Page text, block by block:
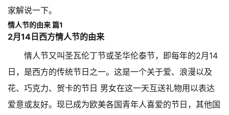
家解说一下。
情人节的由来 篇1
2月14日西方情人节的由来
情人节又叫圣瓦伦丁节或圣华伦泰节，即每年的2月14
日，是西方的传统节日之一。这是一个关于爱、浪漫以及
花、巧克力、贺卡的节日 男女在这一天互送礼物用以表达
爱意或友好。现已成为欧美各国青年人喜爱的节日，其他国